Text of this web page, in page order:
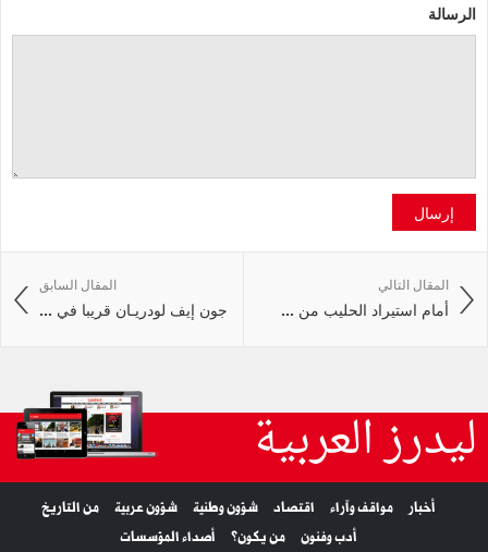
الرسالة
إرسال
المقال السابق
جون إيف لودريـان قريبا في ...
المقال التالي
أمام استيراد الحليب من ...
ليدرز العربية
أخبار مواقف وآراء اقتصاد شؤون وطنية شؤون عربية
من التاريخ
أدب وفنون
من يكون؟ أصداء المؤسسات